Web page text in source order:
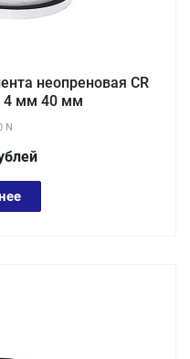
неопреновая CR
4 мм 40 мм
N
лей